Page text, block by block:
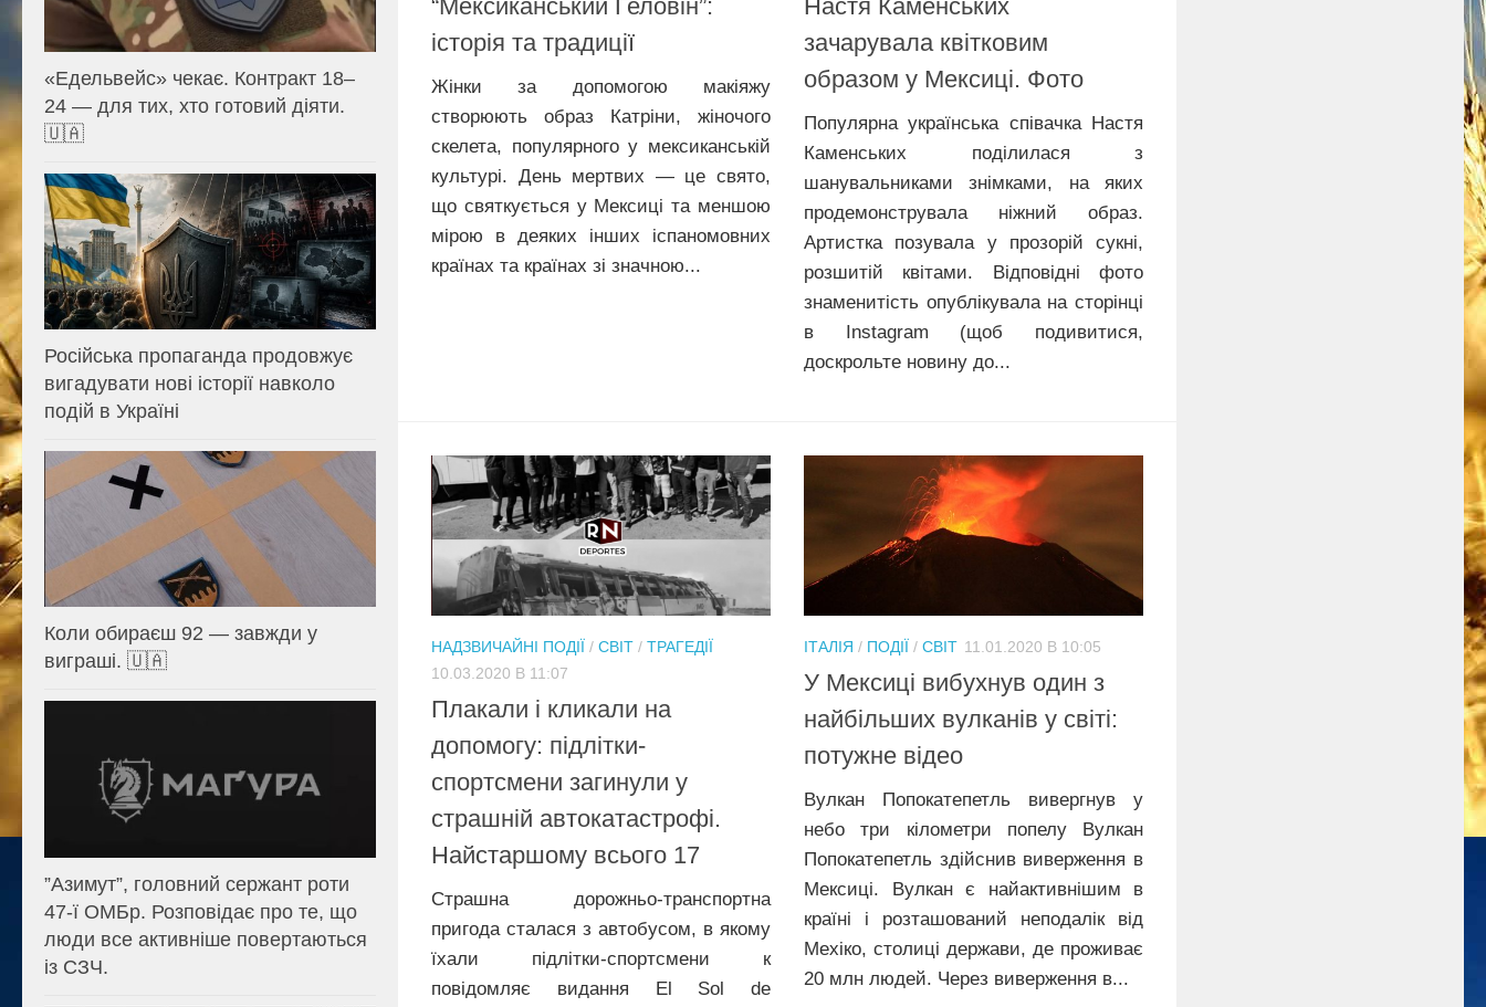
“Мексиканський Геловін”:
історія та традиції
Жінки за допомогою макіяжу
створюють образ Катріни, жіночого
скелета, популярного у мексиканській
культурі. День мертвих — це свято,
що святкується у Мексиці та меншою
мірою в деяких інших іспаномовних
країнах та країнах зі значною...
Настя Каменських
зачарувала квітковим
образом у Мексиці. Фото
Популярна українська співачка Настя
Каменських поділилася з
шанувальниками знімками, на яких
продемонструвала ніжний образ.
Артистка позувала у прозорій сукні,
розшитій квітами. Відповідні фото
знаменитість опублікувала на сторінці
в Instagram (щоб подивитися,
доскрольте новину до...
НАДЗВИЧАЙНІ ПОДІЇ / СВІТ / ТРАГЕДІЇ
10.03.2020 В 11:07
Плакали і кликали на
допомогу: підлітки-
спортсмени загинули у
страшній автокатастрофі.
Найстаршому всього 17
Страшна дорожньо-транспортна
пригода сталася з автобусом, в якому
їхали підлітки-спортсмени к
повідомляє видання El Sol de
ІТАЛІЯ / ПОДІЇ / СВІТ 11.01.2020 В 10:05
У Мексиці вибухнув один з
найбільших вулканів у світі:
потужне відео
Вулкан Попокатепетль вивергнув у
небо три кілометри попелу Вулкан
Попокатепетль здійснив виверження в
Мексиці. Вулкан є найактивнішим в
країні і розташований неподалік від
Мехіко, столиці держави, де проживає
20 млн людей. Через виверження в...
«Едельвейс» чекає. Контракт 18–
24 — для тих, хто готовий діяти.
🇺🇦
Російська пропаганда продовжує
вигадувати нові історії навколо
подій в Україні
Коли обираєш 92 — завжди у
виграші. 🇺🇦
⁨”Азимут”, головний сержант роти
47-ї ОМБр. Розповідає про те, що
люди все активніше повертаються
із СЗЧ.